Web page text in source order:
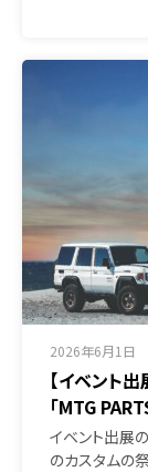
2026年6月1日
【イベント
「MTG
イベント出展
のカスタムの